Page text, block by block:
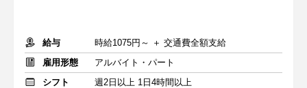
給与
時給1075円～ ＋ 交通費全額支給
雇用形態
アルバイト・パート
シフト
週2日以上 1日4時間以上